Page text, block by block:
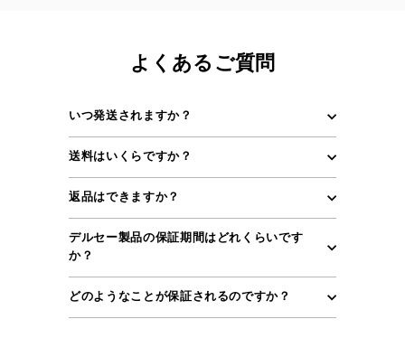
よくあるご質問
いつ発送されますか？
送料はいくらですか？
返品はできますか？
デルセー製品の保証期間はどれくらいです
か？
どのようなことが保証されるのですか？